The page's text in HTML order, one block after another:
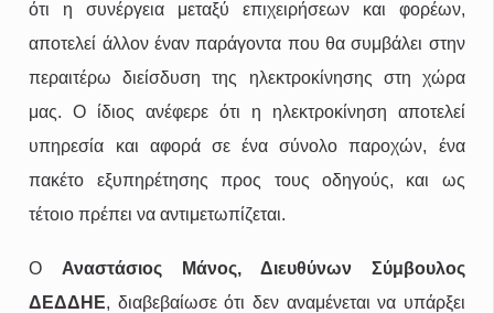
ότι η συνέργεια μεταξύ επιχειρήσεων και φορέων,
αποτελεί άλλον έναν παράγοντα που θα συμβάλει στην
περαιτέρω διείσδυση της ηλεκτροκίνησης στη χώρα
μας. Ο ίδιος ανέφερε ότι η ηλεκτροκίνηση αποτελεί
υπηρεσία και αφορά σε ένα σύνολο παροχών, ένα
πακέτο εξυπηρέτησης προς τους οδηγούς, και ως
τέτοιο πρέπει να αντιμετωπίζεται.
Ο Αναστάσιος Μάνος, Διευθύνων Σύμβουλος
ΔΕΔΔΗΕ, διαβεβαίωσε ότι δεν αναμένεται να υπάρξει